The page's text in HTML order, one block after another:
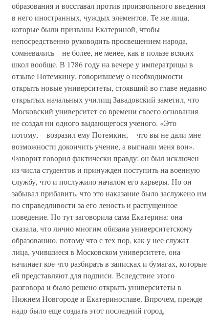
образования и восставал против произвольного введения
в него иностранных, чуждых элементов. Те же лица,
которые были призваны Екатериной, чтобы
непосредственно руководить просвещением народа,
сомневались – не более, не менее, как в пользе всяких
школ вообще. В 1786 году на вечере у императрицы в
отзыве Потемкину, говорившему о необходимости
открыть новые университеты, стоявший во главе недавно
открытых начальных училищ Завадовский заметил, что
Московский университет со времени своего основания
не создал ни одного выдающегося ученого. «Это
потому, – возразил ему Потемкин, – что вы не дали мне
возможности докончить учение, а выгнали меня вон».
Фаворит говорил фактически правду: он был исключен
из числа студентов и принужден поступить на военную
службу, что и послужило началом его карьеры. Но он
забывал прибавить, что это наказание было заслужено им
по справедливости за его леность и распущенное
поведение. Но тут заговорила сама Екатерина: она
сказала, что лично многим обязана университетскому
образованию, потому что с тех пор, как у нее служат
лица, учившиеся в Московском университете, она
начинает кое-что разбирать в записках и бумагах, которые
ей представляют для подписи. Вследствие этого
разговора и было решено открыть университеты в
Нижнем Новгороде и Екатеринославе. Впрочем, прежде
надо было еще создать этот последний город,